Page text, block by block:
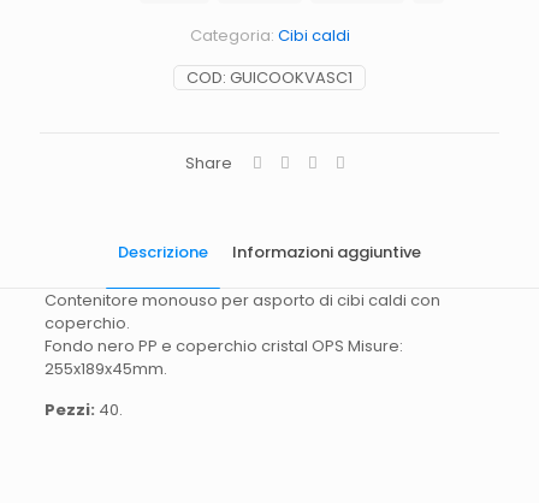
COD: GUICOOKVASC1
Categoria: Cibi caldi
Share
Descrizione Informazioni aggiuntive
Contenitore monouso per asporto di cibi caldi con
coperchio.
Fondo nero PP e coperchio cristal OPS Misure:
255x189x45mm.
Pezzi: 40.